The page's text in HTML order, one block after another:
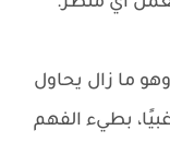
ما زال يحاول
بطيء الفهم